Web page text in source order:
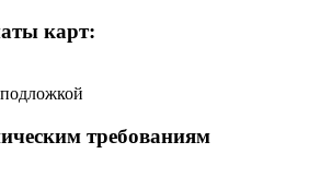
карт:
требованиям